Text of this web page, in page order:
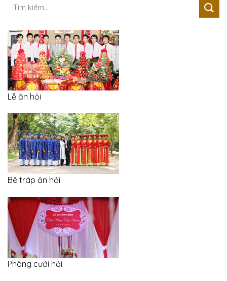
Lễ ăn hỏi
Bê tráp ăn hỏi
Phông cưới hỏi